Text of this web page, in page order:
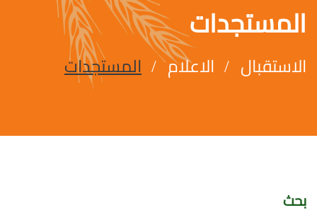
المستجدات
الاستقبال الاعلام المستجدات
بحث